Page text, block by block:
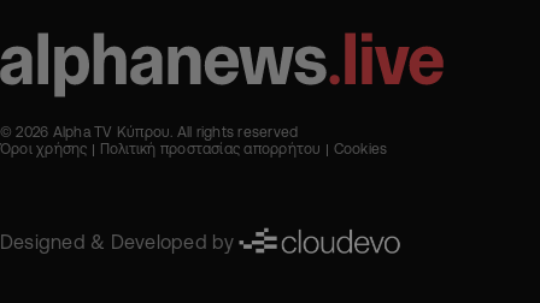
© 2026 Alpha TV Κύπρου. All rights reserved
Όροι χρήσης
Πολιτική προστασίας απορρήτου Cookies
Designed & Developed by